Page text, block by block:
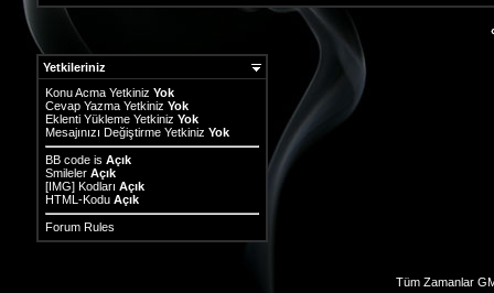
Yetkileriniz
Konu Acma Yetkiniz Yok
Cevap Yazma Yetkiniz Yok
Eklenti Yükleme Yetkiniz Yok
Mesajınızı Değiştirme Yetkiniz Yok
BB code is Açık
Smileler Açık
[IMG] Kodları Açık
HTML-Kodu Açık
Forum Rules
Tüm Zamanlar